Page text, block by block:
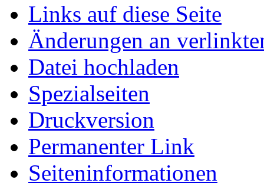
Links auf diese Seite
Änderungen an
Datei hochladen
Spezialseiten
Druckversion
Permanenter Link
Seiten­informationen